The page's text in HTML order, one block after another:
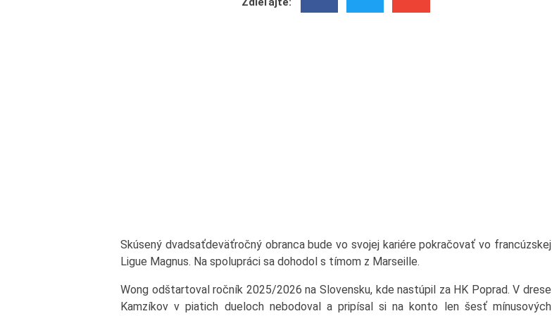
Skúsený dvadsaťdeväťročný obranca bude vo svojej kariére pokračovať vo francúzskej
Ligue Magnus. Na spolupráci sa dohodol s tímom z Marseille.
Wong odštartoval ročník 2025/2026 na Slovensku, kde nastúpil za HK Poprad. V drese
Kamzíkov v piatich dueloch nebodoval a pripísal si na konto len šesť mínusových